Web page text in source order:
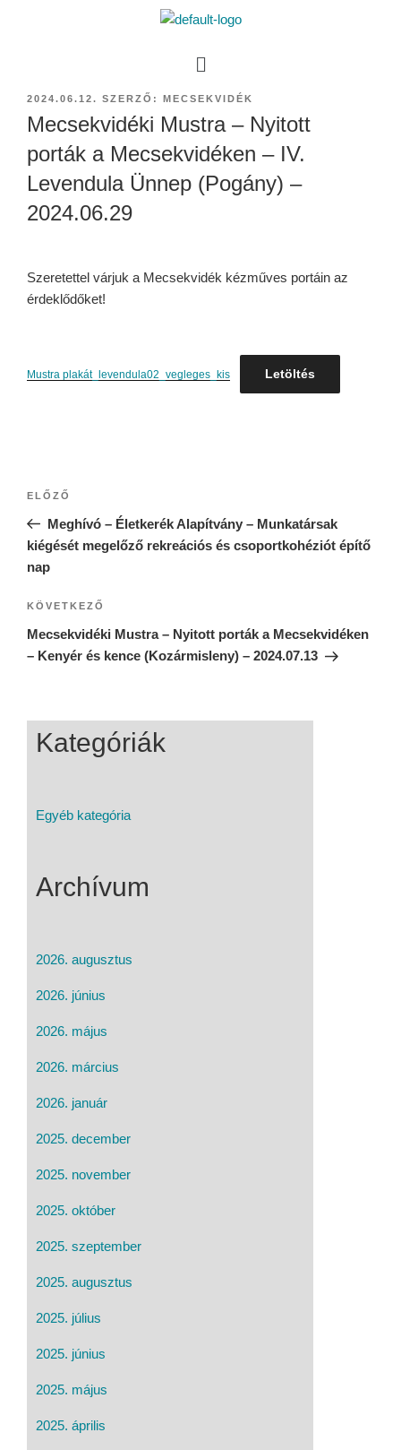
2024.06.12. SZERZŐ: MECSEKVIDÉK
Mecsekvidéki Mustra – Nyitott
porták a Mecsekvidéken – IV.
Levendula Ünnep (Pogány) –
2024.06.29
Szeretettel várjuk a Mecsekvidék kézműves portáin az
érdeklődőket!
Mustra plakát_levendula02_vegleges_kis Letöltés
ELŐZŐ
Meghívó – Életkerék Alapítvány – Munkatársak
kiégését megelőző rekreációs és csoportkohéziót építő
nap
KÖVETKEZŐ
Mecsekvidéki Mustra – Nyitott porták a Mecsekvidéken
– Kenyér és kence (Kozármisleny) – 2024.07.13
Kategóriák
Egyéb kategória
Archívum
2026. augusztus
2026. június
2026. május
2026. március
2026. január
2025. december
2025. november
2025. október
2025. szeptember
2025. augusztus
2025. július
2025. június
2025. május
2025. április